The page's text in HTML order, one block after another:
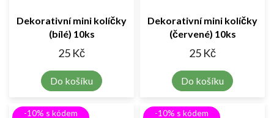
Dekorativní mini kolíčky
(bílé) 10ks
25 Kč
Do košíku
Dekorativní mini kolíčky
(červené) 10ks
25 Kč
Do košíku
-10% s kódem
-10% s kódem